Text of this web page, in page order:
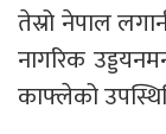
तेस्रो नेपाल
नागरिक
काफ्लेको